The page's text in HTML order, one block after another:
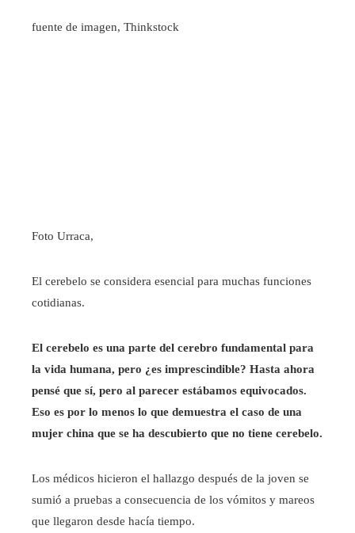
fuente de imagen, Thinkstock
Foto Urraca,
El cerebelo se considera esencial para muchas funciones
cotidianas.
El cerebelo es una parte del cerebro fundamental para
la vida humana, pero ¿es imprescindible? Hasta ahora
pensé que sí, pero al parecer estábamos equivocados.
Eso es por lo menos lo que demuestra el caso de una
mujer china que se ha descubierto que no tiene cerebelo.
Los médicos hicieron el hallazgo después de la joven se
sumió a pruebas a consecuencia de los vómitos y mareos
que llegaron desde hacía tiempo.